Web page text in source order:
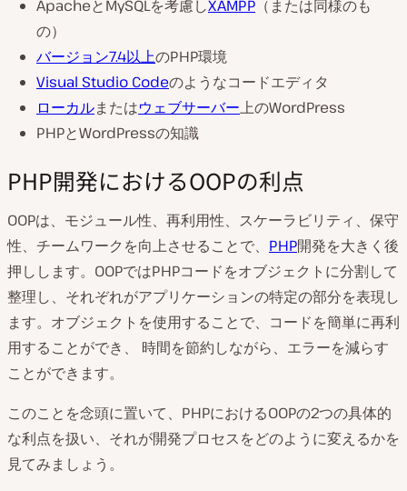
ApacheとMySQLを考慮しXAMPP （または同様のも
の）
バージョン7.4以上のPHP環境
Visual Studio Codeのようなコードエディタ
ローカルまたはウェブサーバー上のWordPress
PHPとWordPressの知識
PHP開発におけるOOPの利点
OOPは、モジュール性、再利用性、スケーラビリティ、保守
性、チームワークを向上させることで、 PHP開発を大きく後
押しします。OOPではPHPコードをオブジェクトに分割して
整理し、それぞれがアプリケーションの特定の部分を表現し
ます。オブジェクトを使用することで、コードを簡単に再利
用することができ、 時間を節約しながら、エラーを減らす
ことができます。
このことを念頭に置いて、PHPにおけるOOPの2つの具体的
な利点を扱い、それが開発プロセスをどのように変えるかを
見てみましょう。